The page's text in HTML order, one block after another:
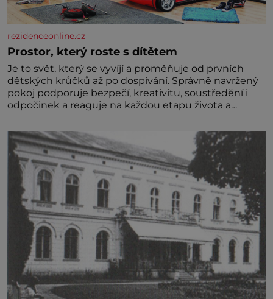
rezidenceonline.cz
Prostor, který roste s dítětem
Je to svět, který se vyvíjí a proměňuje od prvních
dětských krůčků až po dospívání. Správně navržený
pokoj podporuje bezpečí, kreativitu, soustředění i
odpočinek a reaguje na každou etapu života a
jednoduchost, měkkost a bezpečí, proto by pokoj
miminka měl působit především klidně a útulně.
Předškolní věk je